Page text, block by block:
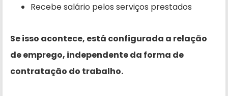
Recebe salário pelos serviços prestados
Se isso acontece, está configurada a relação
de emprego, independente da forma de
contratação do trabalho.